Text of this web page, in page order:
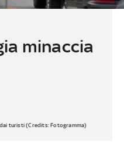
minaccia
turisti (Credits: Fotogramma)